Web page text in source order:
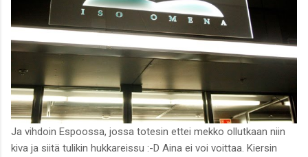
Ja vihdoin Espoossa, jossa totesin ettei mekko ollutkaan niin
kiva ja siitä tulikin hukkareissu :-D Aina ei voi voittaa. Kiersin